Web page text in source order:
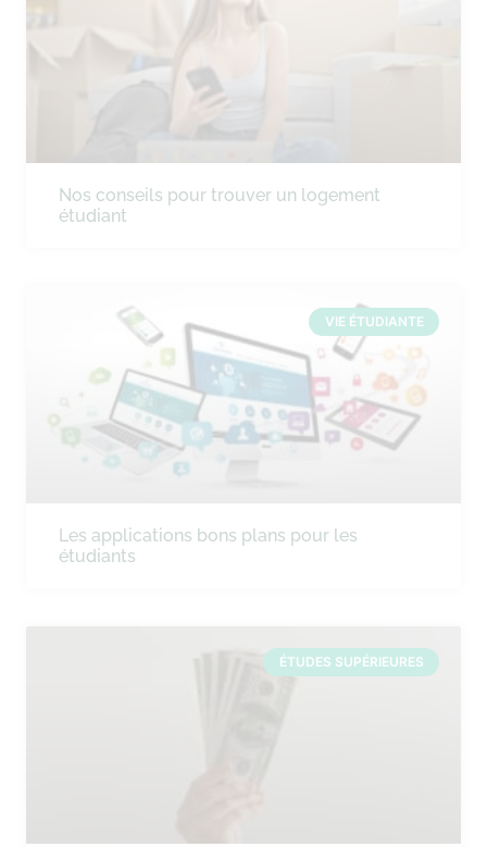
Nos conseils pour trouver un logement
étudiant
VIE ÉTUDIANTE
Les applications bons plans pour les
étudiants
ÉTUDES SUPÉRIEURES